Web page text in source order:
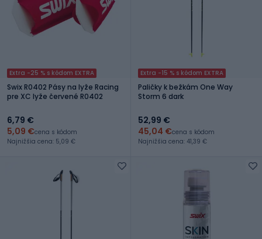
Extra -25 % s kódom EXTRA
Swix R0402 Pásy na lyže Racing
pre XC lyže červené R0402
6,79 €
5,09 €cena s kódom
Najnižšia cena: 5,09 €
Extra -15 % s kódom EXTRA
Paličky k bežkám One Way
Storm 6 dark
52,99 €
45,04 €cena s kódom
Najnižšia cena: 41,39 €